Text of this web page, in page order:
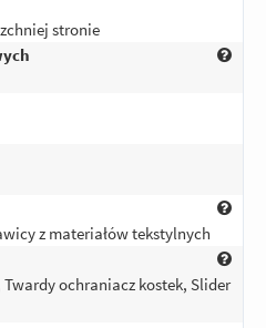
stronie
z materiałów tekstylnych
ochraniacz kostek, Slider